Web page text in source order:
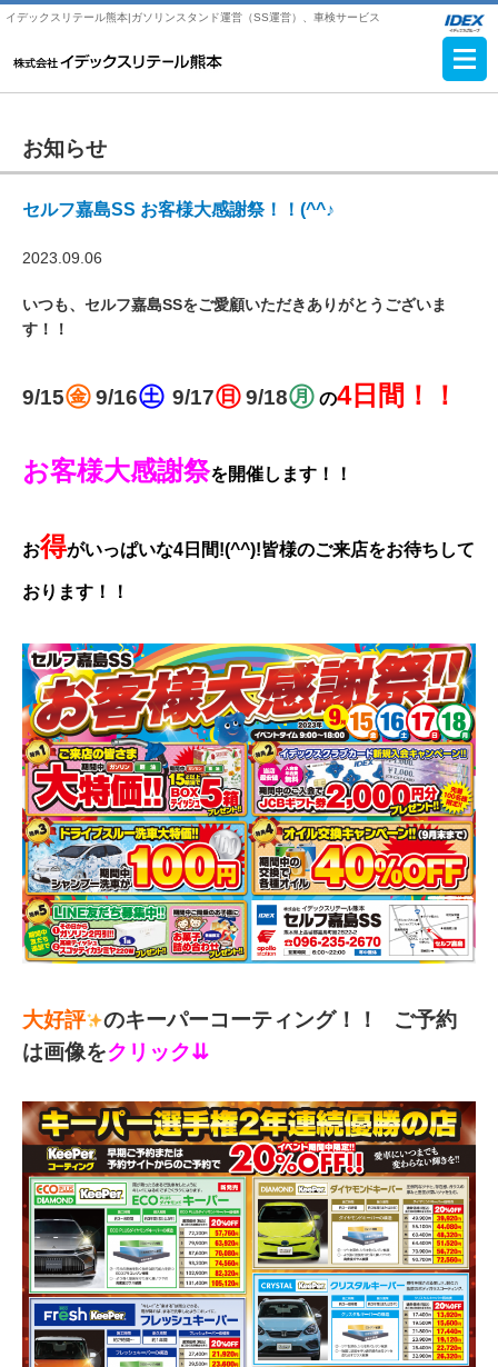
イデックスリテール熊本|ガソリンスタンド運営（SS運営）、車検サービス
お知らせ
セルフ嘉島SS お客様大感謝祭！！(^^♪
2023.09.06
いつも、セルフ嘉島SSをご愛顧いただきありがとうございま
す！！
9/15㊎9/16㊏ 9/17㊐9/18㊊ の4日間！！
お客様大感謝祭を開催します！！
お得がいっぱいな4日間!(^^)!皆様のご来店をお待ちして
おります！！
大好評 のキーパーコーティング！！
ご予約
は画像をクリック⇊